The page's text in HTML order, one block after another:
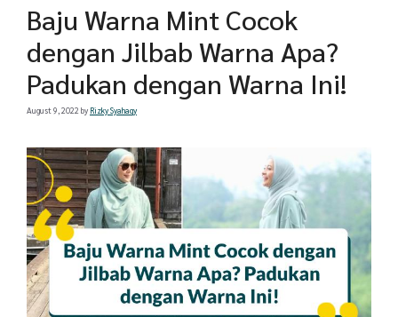
Baju Warna Mint Cocok
dengan Jilbab Warna Apa?
Padukan dengan Warna Ini!
August 9, 2022 by Rizky Syahaqy